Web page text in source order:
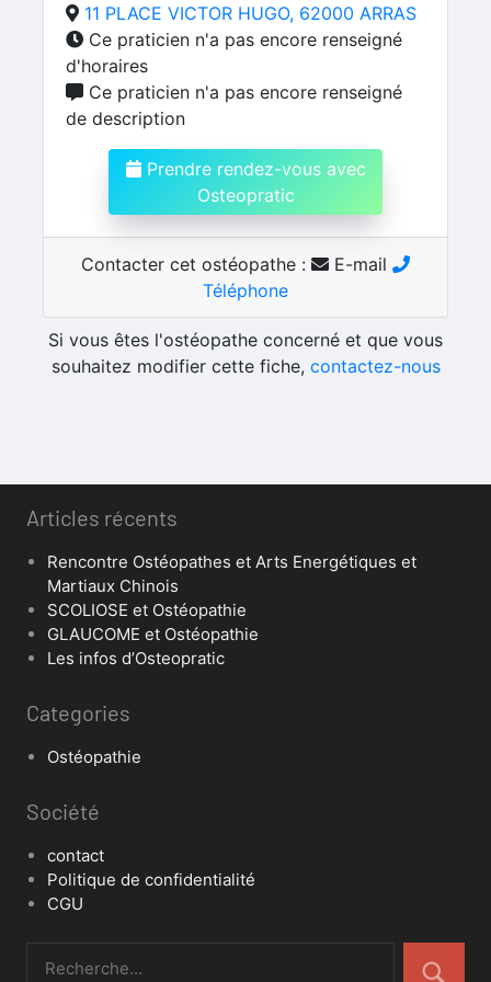
11 PLACE VICTOR HUGO, 62000 ARRAS
Ce praticien n'a pas encore renseigné
d'horaires
Ce praticien n'a pas encore renseigné
de description
Prendre rendez-vous avec
Osteopratic
Contacter cet ostéopathe :
E-mail
Téléphone
Si vous êtes l'ostéopathe concerné et que vous
souhaitez modifier cette fiche, contactez-nous
Articles récents
Rencontre Ostéopathes et Arts Energétiques et
Martiaux Chinois
SCOLIOSE et Ostéopathie
GLAUCOME et Ostéopathie
Les infos d’Osteopratic
Categories
Ostéopathie
Société
contact
Politique de confidentialité
CGU